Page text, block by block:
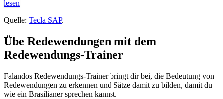
lesen
Quelle: Tecla SAP.
Übe Redewendungen mit dem
Redewendungs-Trainer
Falandos Redewendungs-Trainer bringt dir bei, die Bedeutung von
Redewendungen zu erkennen und Sätze damit zu bilden, damit du
wie ein Brasilianer sprechen kannst.